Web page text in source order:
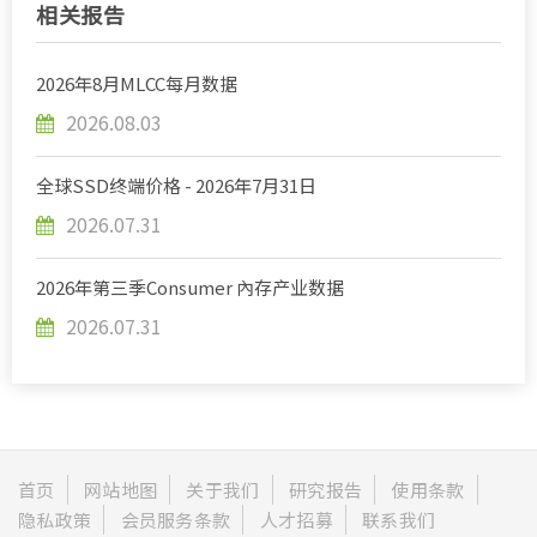
相关报告
2026年8月MLCC每月数据
2026.08.03
全球SSD终端价格 - 2026年7月31日
2026.07.31
2026年第三季Consumer 內存产业数据
2026.07.31
首页 网站地图 关于我们 研究报告
使用条款
隐私政策
会员服务条款 人才招募 联系我们